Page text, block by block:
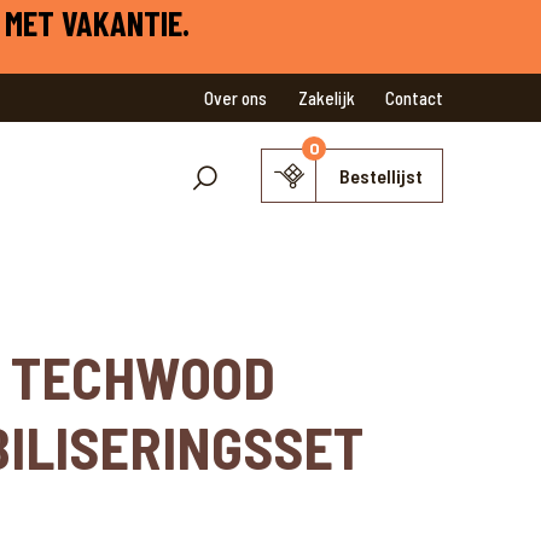
VAKANTIE.
Over ons Zakelijk Contact
0
Bestellijst